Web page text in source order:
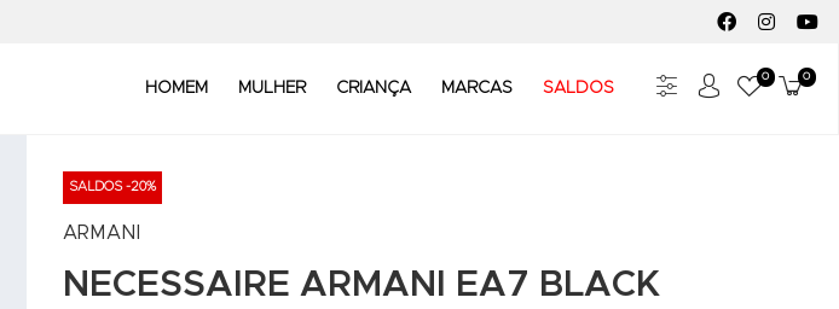
FACEBOOK
HOMEM MULHER CRIANÇA MARCAS SALDOS Meus
0 0
SALDOS -20%
ARMANI
NECESSAIRE ARMANI EA7 BLACK